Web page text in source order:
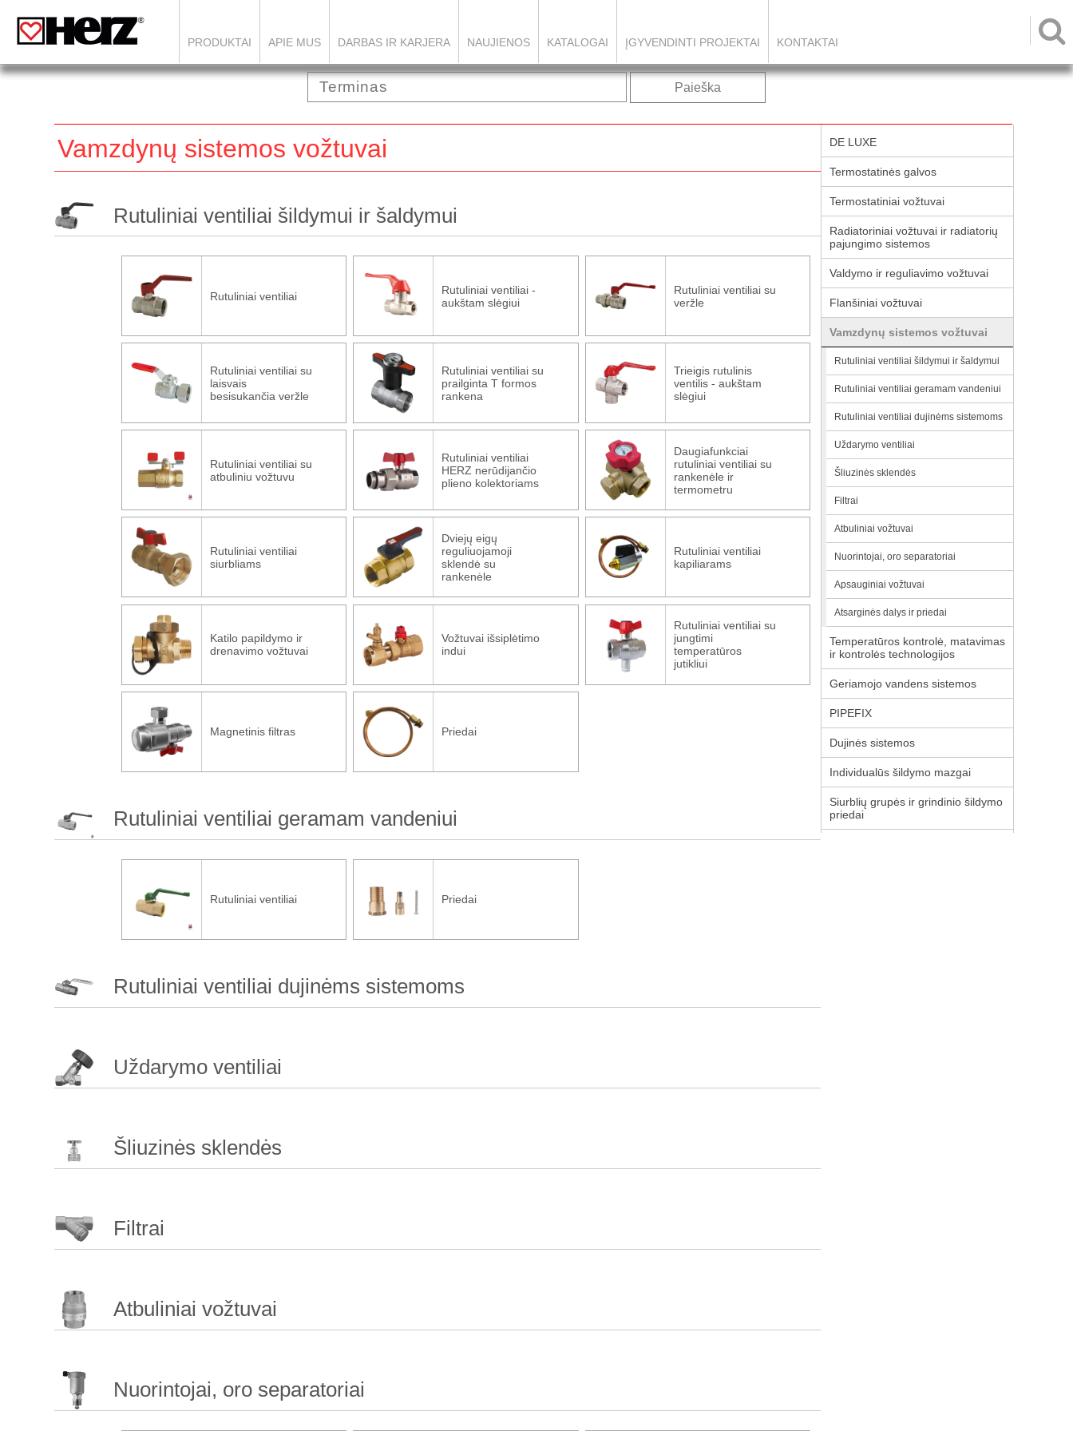

PRODUKTAI APIE MUS DARBAS IR KARJERA NAUJIENOS KATALOGAI ĮGYVENDINTI PROJEKTAI KONTAKTAI
Paieška
Vamzdynų sistemos vožtuvai
Rutuliniai ventiliai šildymui ir šaldymui
Rutuliniai ventiliai
Rutuliniai ventiliai -
aukštam slėgiui
Rutuliniai ventiliai su
veržle
Rutuliniai ventiliai su
laisvais
besisukančia veržle
Rutuliniai ventiliai su
prailginta T formos
rankena
Trieigis rutulinis
ventilis - aukštam
slėgiui
Rutuliniai ventiliai su
atbuliniu vožtuvu
Rutuliniai ventiliai
HERZ nerūdijančio
plieno kolektoriams
Daugiafunkciai
rutuliniai ventiliai su
rankenėle ir
termometru
Rutuliniai ventiliai
siurbliams
Dviejų eigų
reguliuojamoji
sklendė su
rankenėle
Rutuliniai ventiliai
kapiliarams
Katilo papildymo ir
drenavimo vožtuvai
Vožtuvai išsiplėtimo
indui
Rutuliniai ventiliai su
jungtimi
temperatūros
jutikliui
Magnetinis filtras Priedai
Rutuliniai ventiliai geramam vandeniui
Rutuliniai ventiliai Priedai
Rutuliniai ventiliai dujinėms sistemoms
Uždarymo ventiliai
Šliuzinės sklendės
Filtrai
Atbuliniai vožtuvai
Nuorintojai, oro separatoriai
DE LUXE
Termostatinės galvos
Termostatiniai vožtuvai
Radiatoriniai vožtuvai ir radiatorių
pajungimo sistemos
Valdymo ir reguliavimo vožtuvai
Flanšiniai vožtuvai
Vamzdynų sistemos vožtuvai
Rutuliniai ventiliai šildymui ir šaldymui
Rutuliniai ventiliai geramam vandeniui
Rutuliniai ventiliai dujinėms sistemoms
Uždarymo ventiliai
Šliuzinės sklendės
Filtrai
Atbuliniai vožtuvai
Nuorintojai, oro separatoriai
Apsauginiai vožtuvai
Atsarginės dalys ir priedai
Temperatūros kontrolė, matavimas
ir kontrolės technologijos
Geriamojo vandens sistemos
PIPEFIX
Dujinės sistemos
Individualūs šildymo mazgai
Siurblių grupės ir grindinio šildymo
priedai